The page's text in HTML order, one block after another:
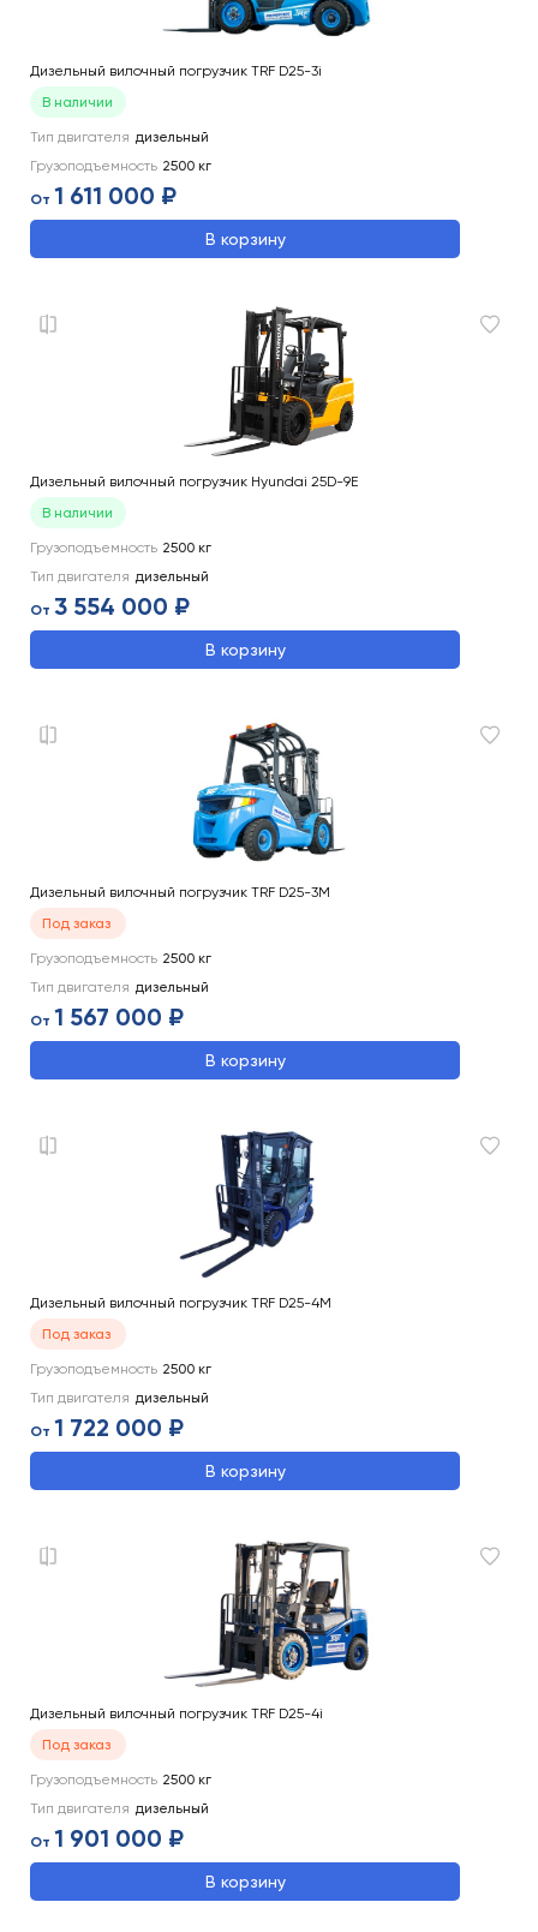
Дизельный вилочный погрузчик TRF D25-3i
В наличии
Тип двигателя дизельный
Грузоподъемность 2500 кг
От 1 611 000 ₽
В корзину
Дизельный вилочный погрузчик Hyundai 25D-9E
В наличии
Грузоподъемность 2500 кг
Тип двигателя дизельный
От 3 554 000 ₽
В корзину
Дизельный вилочный погрузчик TRF D25-3M
Под заказ
Грузоподъемность 2500 кг
Тип двигателя дизельный
От 1 567 000 ₽
В корзину
Дизельный вилочный погрузчик TRF D25-4M
Под заказ
Грузоподъемность 2500 кг
Тип двигателя дизельный
От 1 722 000 ₽
В корзину
Дизельный вилочный погрузчик TRF D25-4i
Под заказ
Грузоподъемность 2500 кг
Тип двигателя дизельный
От 1 901 000 ₽
В корзину